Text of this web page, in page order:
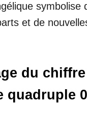
symbolise
et de
du chiffre
quadruple